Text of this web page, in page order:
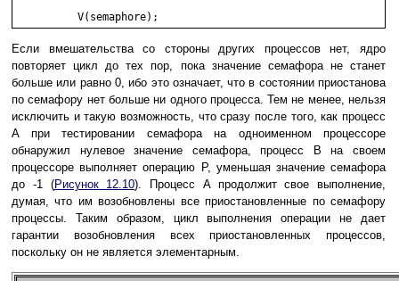
          V(semaphore);
Если вмешательства со стороны других процессов нет, ядро
повторяет цикл до тех пор, пока значение семафора не станет
больше или равно 0, ибо это означает, что в состоянии приостанова
по семафору нет больше ни одного процесса. Тем не менее, нельзя
исключить и такую возможность, что сразу после того, как процесс
A при тестировании семафора на одноименном процессоре
обнаружил нулевое значение семафора, процесс B на своем
процессоре выполняет операцию P, уменьшая значение семафора
до -1 (Рисунок 12.10). Процесс A продолжит свое выполнение,
думая, что им возобновлены все приостановленные по семафору
процессы. Таким образом, цикл выполнения операции не дает
гарантии возобновления всех приостановленных процессов,
поскольку он не является элементарным.